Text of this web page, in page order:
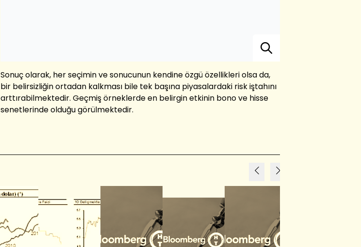
Sonuç olarak, her seçimin ve sonucunun kendine özgü özellikleri olsa da,
bir belirsizliğin ortadan kalkması bile tek başına piyasalardaki risk iştahını
arttırabilmektedir. Geçmiş örneklerde en belirgin etkinin bono ve hisse
senetlerinde olduğu görülmektedir.